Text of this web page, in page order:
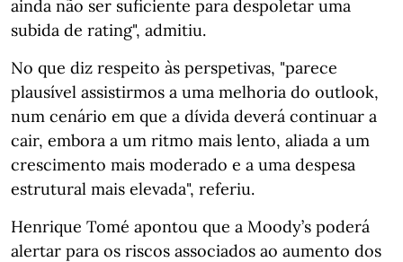
ainda não ser suficiente para despoletar uma
subida de rating", admitiu.
No que diz respeito às perspetivas, "parece
plausível assistirmos a uma melhoria do outlook,
num cenário em que a dívida deverá continuar a
cair, embora a um ritmo mais lento, aliada a um
crescimento mais moderado e a uma despesa
estrutural mais elevada", referiu.
Henrique Tomé apontou que a Moody’s poderá
alertar para os riscos associados ao aumento dos